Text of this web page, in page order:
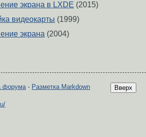
экрана в LXDE (2015)
видеокарты (1999)
экрана (2004)
Вверх
форума- Разметка Markdown